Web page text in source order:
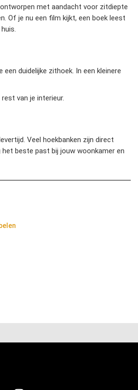
met aandacht voor zitdiepte
Of je nu een film kijkt, een boek leest
duidelijke zithoek. In een kleinere
van je interieur.
Veel hoekbanken zijn direct
beste past bij jouw woonkamer en